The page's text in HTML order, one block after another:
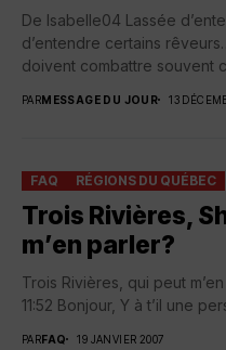
De Isabelle04 Lassée
d’entendre certains
doivent combattre souvent
PARMESSAGE DU JOUR 13
FAQ RÉGIONS DU QUÉBEC
Trois Rivières,
m’en parler?
Trois Rivières, qui peut
11:52 Bonjour, Y à t’il une
PARFAQ 19 JANVIER 2007